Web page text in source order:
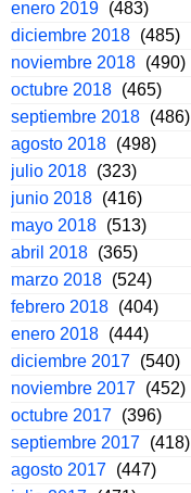
enero 2019 (483)
diciembre 2018 (485)
noviembre 2018 (490)
octubre 2018 (465)
septiembre 2018 (486)
agosto 2018 (498)
julio 2018 (323)
junio 2018 (416)
mayo 2018 (513)
abril 2018 (365)
marzo 2018 (524)
febrero 2018 (404)
enero 2018 (444)
diciembre 2017 (540)
noviembre 2017 (452)
octubre 2017 (396)
septiembre 2017 (418)
agosto 2017 (447)